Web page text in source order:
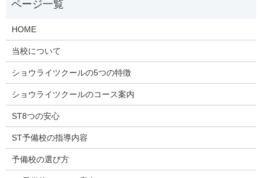
HOME
当校について
ショウライツクールの5つの特徴
ショウライツクールのコース案内
ST8つの安心
ST予備校の指導内容
予備校の選び方